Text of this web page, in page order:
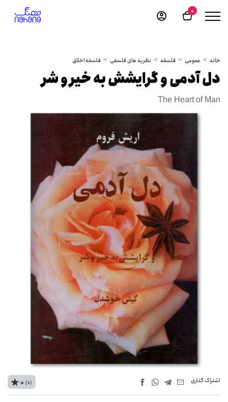
0
خانه عمومی فلسفه نظریه های فلسفی فلسفه اخلاق
دل آدمی و گرایشش به خیر و شر
The Heart of Man
اشتراک‌ گذاری 0 (0)